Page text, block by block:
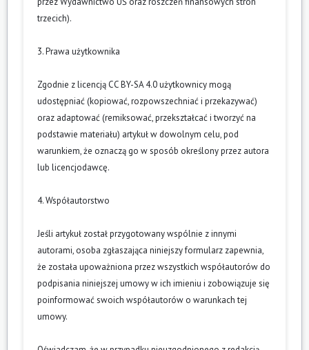
trzecich).
3. Prawa użytkownika
Zgodnie z licencją CC BY-SA 4.0 użytkownicy mogą
udostępniać (kopiować, rozpowszechniać i przekazywać)
oraz adaptować (remiksować, przekształcać i tworzyć na
podstawie materiału) artykuł w dowolnym celu, pod
warunkiem, że oznaczą go w sposób określony przez autora
lub licencjodawcę.
4. Współautorstwo
Jeśli artykuł został przygotowany wspólnie z innymi
autorami, osoba zgłaszająca niniejszy formularz zapewnia,
że została upoważniona przez wszystkich współautorów do
podpisania niniejszej umowy w ich imieniu i zobowiązuje się
poinformować swoich współautorów o warunkach tej
umowy.